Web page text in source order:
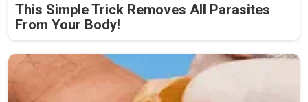
This Simple Trick Removes All Parasites
From Your Body!